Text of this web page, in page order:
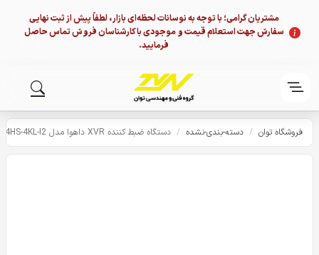
مشتریان گرامی؛ با توجه به نوسانات لحظه‌ای بازار، لطفاً پیش از ثبت نهایی
سفارش جهت استعلام قیمت و موجودی با کارشناسان فروش تماس حاصل
فرمایید.
فروشگاه توان / دسته-بندی-نشده / دستگاه ضبط کننده XVR داهوا مدل Dahua DH-XVR5104HS-4KL-I2